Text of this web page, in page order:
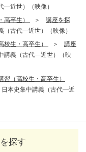
―近世）（映像）
高卒生）
講座を探
（古代―近世）（映像）
校生・高卒生）
講座
講義（古代―近世）（映
習（高校生・高卒生）
日本史集中講義（古代―近
探す